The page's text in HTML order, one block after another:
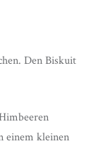
Den Biskuit
einem kleinen